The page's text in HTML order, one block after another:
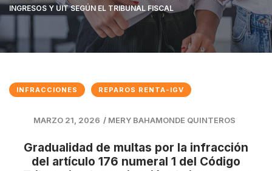
INGRESOS Y UIT SEGÚN EL TRIBUNAL FISCAL
INFRACCIONES REPAROS RENTA-IGV
MARZO 21, 2026 / MERY BAHAMONDE QUINTEROS
Gradualidad de multas por la infracción
del artículo 176 numeral 1 del Código